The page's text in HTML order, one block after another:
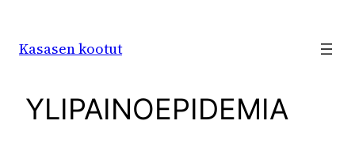
Kasasen kootut
YLIPAINOEPIDEMIA